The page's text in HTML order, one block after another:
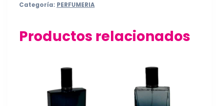
Categoría: PERFUMERIA
Productos relacionados